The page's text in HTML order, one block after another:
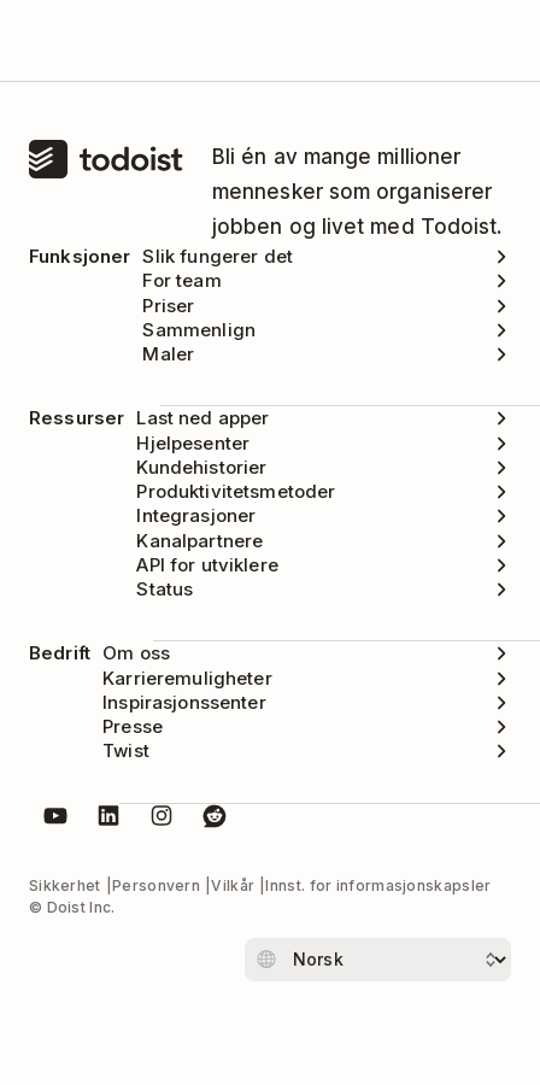
Bli én av mange millioner
mennesker som organiserer
jobben og livet med Todoist.
Funksjoner Slik fungerer det
For team
Priser
Sammenlign
Maler
Ressurser Last ned apper
Hjelpesenter
Kundehistorier
Produktivitetsmetoder
Integrasjoner
Kanalpartnere
API for utviklere
Status
Bedrift Om oss
Karrieremuligheter
Inspirasjonssenter
Presse
Twist
Sikkerhet Personvern Vilkår
Innst. for informasjonskapsler
© Doist Inc.